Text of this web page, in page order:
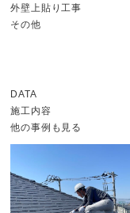
外壁上貼り工事
その他
DATA
施工内容
他の事例も見る